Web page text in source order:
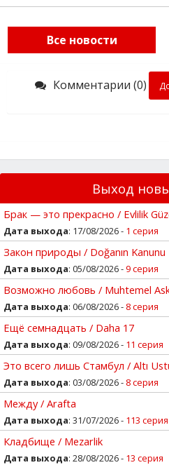
Все новости
Комментарии (0)
Выход
Брак — это прекрасно / Evlilik
Дата выхода: 17/08/2026 - 1 серия
Закон природы / Doğanın Kanunu
Дата выхода: 05/08/2026 -9 серия
Возможно любовь / Muhtemel
Дата выхода: 06/08/2026 - 8 серия
Ещё семнадцать / Daha 17
Дата выхода: 09/08/2026 - 11 серия
Это всего лишь Стамбул / Altı
Дата выхода: 03/08/2026 - 8 серия
Между / Arafta
Дата выхода: 31/07/2026 - 113 серия
Кладбище / Mezarlik
Дата выхода: 28/08/2026 - 13 серия